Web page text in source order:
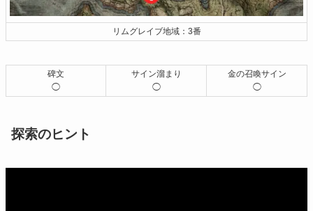
リムグレイブ地域：3番
碑文
◯
サイン溜まり
◯
金の召喚サイン
◯
探索のヒント